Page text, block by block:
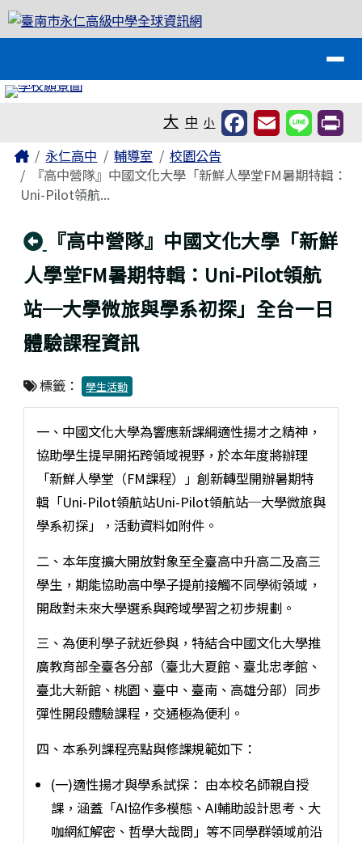
跳至主內容區
臺南市永仁高級中學全球資訊網
大 中 小
主內容區域
Home永仁高中 輔導室
校園公告
『高中營隊』中國文化大學「新鮮人學堂FM暑期特輯：
Uni-Pilot領航...
回上頁
『高中營隊』中國文化大學「新鮮
人學堂FM暑期特輯：Uni-Pilot領航
站─大學微旅與學系初探」全台一日
體驗課程資訊
標籤： 學生活動
一、中國文化大學為響應新課綱適性揚才之精神，
協助學生提早開拓跨領域視野，於本年度將辦理
「新鮮人學堂（FM課程）」創新轉型開辦暑期特
輯「Uni-Pilot領航站Uni-Pilot領航站─大學微旅與
學系初探」，活動資料如附件。
二、本年度擴大開放對象至全臺高中升高二及高三
學生，期能協助高中學子提前接觸不同學術領域，
開啟對未來大學選系與跨域學習之初步規劃。
三、為便利學子就近參與，特結合中國文化大學推
廣教育部全臺各分部（臺北大夏館、臺北忠孝館、
臺北大新館、桃園、臺中、臺南、高雄分部）同步
彈性開段體驗課程，交通極為便利。
四、本系列課程亮點與修課規範如下：
(一)適性揚才與學系試探： 由本校名師親自授
課，涵蓋「AI協作多模態、AI輔助設計思考、大
咖網紅解密、哲學大哉問」等不同學群領域前沿
頁尾區域